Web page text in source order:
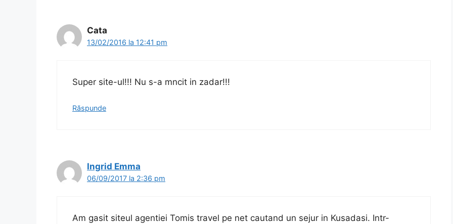
Cata
13/02/2016 la 12:41 pm
Super site-ul!!! Nu s-a mncit in zadar!!!
Răspunde
Ingrid Emma
06/09/2017 la 2:36 pm
Am gasit siteul agentiei Tomis travel pe net cautand un sejur in Kusadasi. Intr-